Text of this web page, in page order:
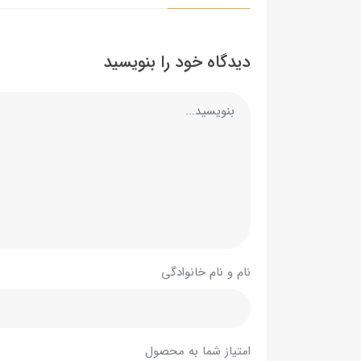
دیدگاه خود را بنویسید
نام و نام خانوادگی
امتیاز شما به محصول